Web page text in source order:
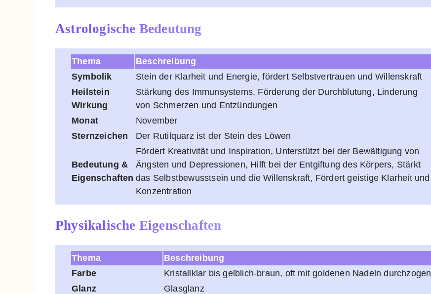
Astrologische Bedeutung
Thema
Beschreibung
Symbolik
Stein der Klarheit und Energie, fördert Selbstvertrauen und Willenskraft
Heilstein
Wirkung
Stärkung des Immunsystems, Förderung der Durchblutung, Linderung
von Schmerzen und Entzündungen
Monat
November
Sternzeichen
Der Rutilquarz ist der Stein des Löwen
Bedeutung &
Eigenschaften
Fördert Kreativität und Inspiration, Unterstützt bei der Bewältigung von
Ängsten und Depressionen, Hilft bei der Entgiftung des Körpers, Stärkt
das Selbstbewusstsein und die Willenskraft, Fördert geistige Klarheit und
Konzentration
Physikalische Eigenschaften
Thema
Beschreibung
Farbe
Kristallklar bis gelblich-braun, oft mit goldenen Nadeln durchzogen
Glanz
Glasglanz